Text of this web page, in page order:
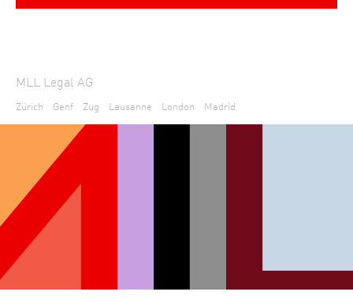
MLL Legal AG
Zürich Genf Zug Lausanne London Madrid